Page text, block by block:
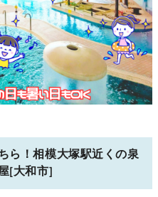
ら！相模大塚駅近くの泉
[大和市]